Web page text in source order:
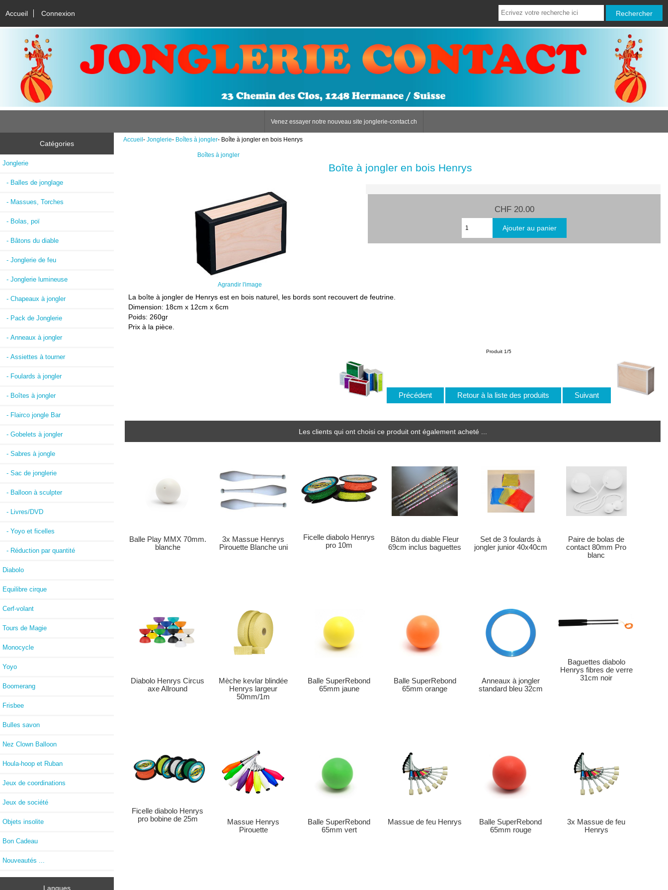
Accueil Connexion
Venez essayer notre nouveau site jonglerie-contact.ch
Catégories
Jonglerie
- Balles de jonglage
- Massues, Torches
- Bolas, poï
- Bâtons du diable
- Jonglerie de feu
- Jonglerie lumineuse
- Chapeaux à jongler
- Pack de Jonglerie
- Anneaux à jongler
- Assiettes à tourner
- Foulards à jongler
- Boîtes à jongler
- Flairco jongle Bar
- Gobelets à jongler
- Sabres à jongle
- Sac de jonglerie
- Balloon à sculpter
- Livres/DVD
- Yoyo et ficelles
- Réduction par quantité
Diabolo
Equilibre cirque
Cerf-volant
Tours de Magie
Monocycle
Yoyo
Boomerang
Frisbee
Bulles savon
Nez Clown Balloon
Houla-hoop et Ruban
Jeux de coordinations
Jeux de société
Objets insolite
Bon Cadeau
Nouveautés ...
Langues
Accueil- Jonglerie- Boîtes à jongler- Boîte à jongler en bois Henrys
Boîtes à jongler
Boîte à jongler en bois Henrys
Agrandir l'image
CHF 20.00
La boîte à jongler de Henrys est en bois naturel, les bords sont recouvert de feutrine.
Dimension: 18cm x 12cm x 6cm
Poids: 260gr
Prix à la pièce.
Produit 1/5
Précédent Retour à la liste des produits Suivant
Les clients qui ont choisi ce produit ont également acheté ...
Balle Play MMX 70mm.
blanche
3x Massue Henrys
Pirouette Blanche uni
Ficelle diabolo Henrys
pro 10m
Bâton du diable Fleur
69cm inclus baguettes
Set de 3 foulards à
jongler junior 40x40cm
Paire de bolas de
contact 80mm Pro
blanc
Diabolo Henrys Circus
axe Allround
Mèche kevlar blindée
Henrys largeur
50mm/1m
Balle SuperRebond
65mm jaune
Balle SuperRebond
65mm orange
Anneaux à jongler
standard bleu 32cm
Baguettes diabolo
Henrys fibres de verre
31cm noir
Ficelle diabolo Henrys
pro bobine de 25m
Massue Henrys
Pirouette
Balle SuperRebond
65mm vert
Massue de feu Henrys
Balle SuperRebond
65mm rouge
3x Massue de feu
Henrys